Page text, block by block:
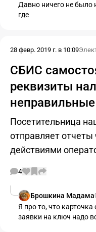
Давно ничего не было
где
28 февр. 2019 г. в 10:09
СБИС
реквизиты
неправильные
Посетительница
отправляет
действиями
4
Брошкина Мадама
Я про то, что
заявки на ключ надо